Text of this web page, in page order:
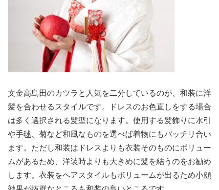
文金高島田のカツラと人気を二分しているのが、和装に洋
髪を合わせるスタイルです。ドレスのお色直しをする場合
は多く選択される髪型になります。使用する髪飾りに水引
や手毬、菊など和風なものを選べば着物にもバッチリ合い
ます。ただし和装はドレスよりも衣装そのものにボリュー
ムがあるため、洋装時よりも大きめに髪を結うのをお勧め
します。衣装をヘアスタイルもボリュームが出るため小顔